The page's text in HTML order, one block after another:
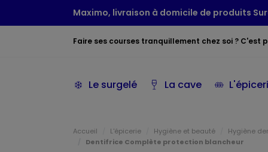
Maximo, livraison à domicile de produits
Faire ses courses tranquillement chez soi ? C'est
Le surgelé La cave
Accueil L'épicerie Hygiène et beauté Hygiène
Dentifrice Complète protection blancheur